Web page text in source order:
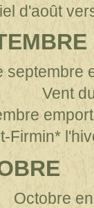
d'août
septembre
Vent
Firmin*
Octobre